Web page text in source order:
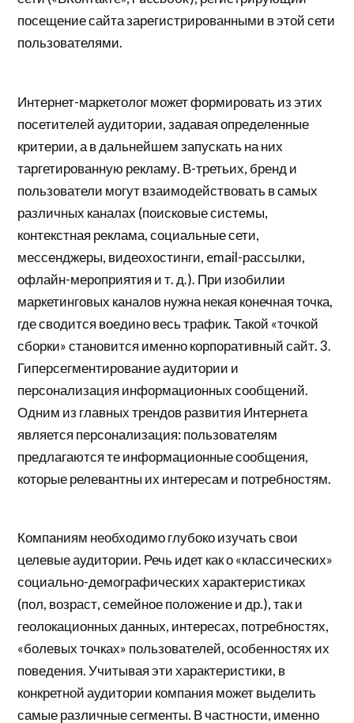
посещение сайта зарегистрированными в этой сети
пользователями.
Интернет-маркетолог может формировать из этих
посетителей аудитории, задавая определенные
критерии, а в дальнейшем запускать на них
таргетированную рекламу. В-третьих, бренд и
пользователи могут взаимодействовать в самых
различных каналах (поисковые системы,
контекстная реклама, социальные сети,
мессенджеры, видеохостинги, email-рассылки,
офлайн-мероприятия и т. д.). При изобилии
маркетинговых каналов нужна некая конечная точка,
где сводится воедино весь трафик. Такой «точкой
сборки» становится именно корпоративный сайт. 3.
Гиперсегментирование аудитории и
персонализация информационных сообщений.
Одним из главных трендов развития Интернета
является персонализация: пользователям
предлагаются те информационные сообщения,
которые релевантны их интересам и потребностям.
Компаниям необходимо глубоко изучать свои
целевые аудитории. Речь идет как о «классических»
социально-демографических характеристиках
(пол, возраст, семейное положение и др.), так и
геолокационных данных, интересах, потребностях,
«болевых точках» пользователей, особенностях их
поведения. Учитывая эти характеристики, в
конкретной аудитории компания может выделить
самые различные сегменты. В частности, именно